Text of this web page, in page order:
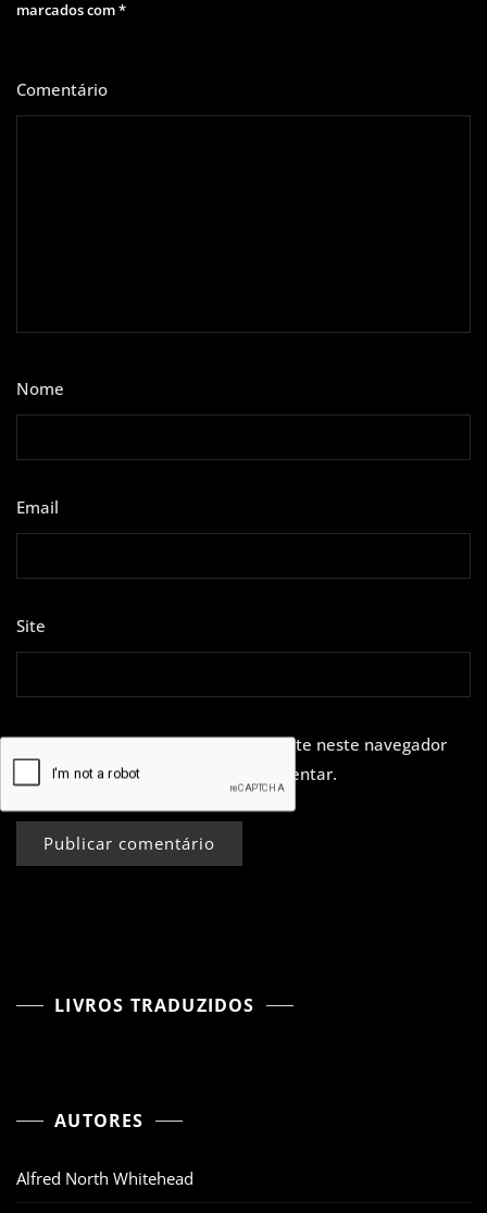
marcados com*
Comentário
Nome
Email
Site
Guardar o meu nome, email e site neste navegador
para a próxima vez que eu comentar.
LIVROS TRADUZIDOS
AUTORES
Alfred North Whitehead